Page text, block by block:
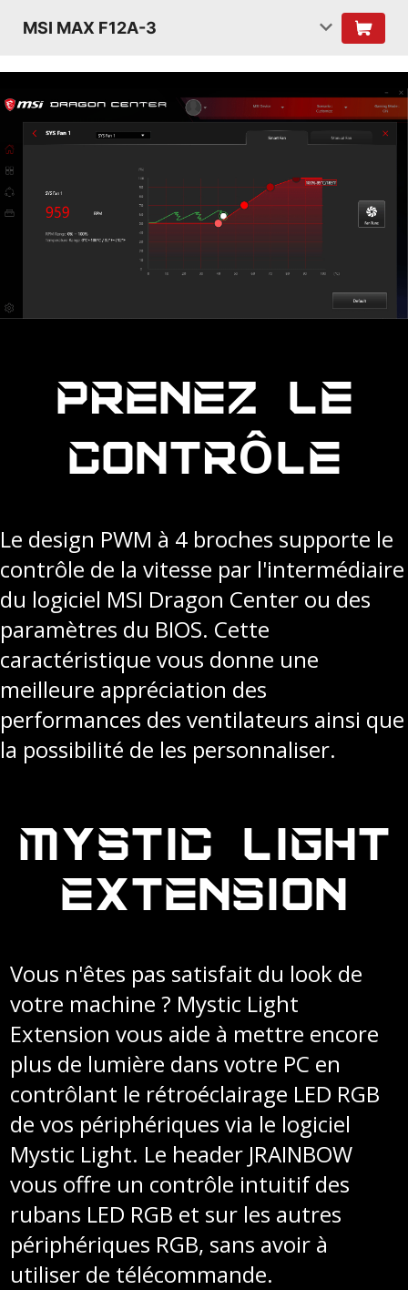
MSI MAX F12A-3
PRENEZ LE
CONTRÔLE
Le design PWM à 4 broches supporte le
contrôle de la vitesse par l'intermédiaire
du logiciel MSI Dragon Center ou des
paramètres du BIOS. Cette
caractéristique vous donne une
meilleure appréciation des
performances des ventilateurs ainsi que
la possibilité de les personnaliser.
MYSTIC LIGHT
EXTENSION
Vous n'êtes pas satisfait du look de
votre machine ? Mystic Light
Extension vous aide à mettre encore
plus de lumière dans votre PC en
contrôlant le rétroéclairage LED RGB
de vos périphériques via le logiciel
Mystic Light. Le header JRAINBOW
vous offre un contrôle intuitif des
rubans LED RGB et sur les autres
périphériques RGB, sans avoir à
utiliser de télécommande.